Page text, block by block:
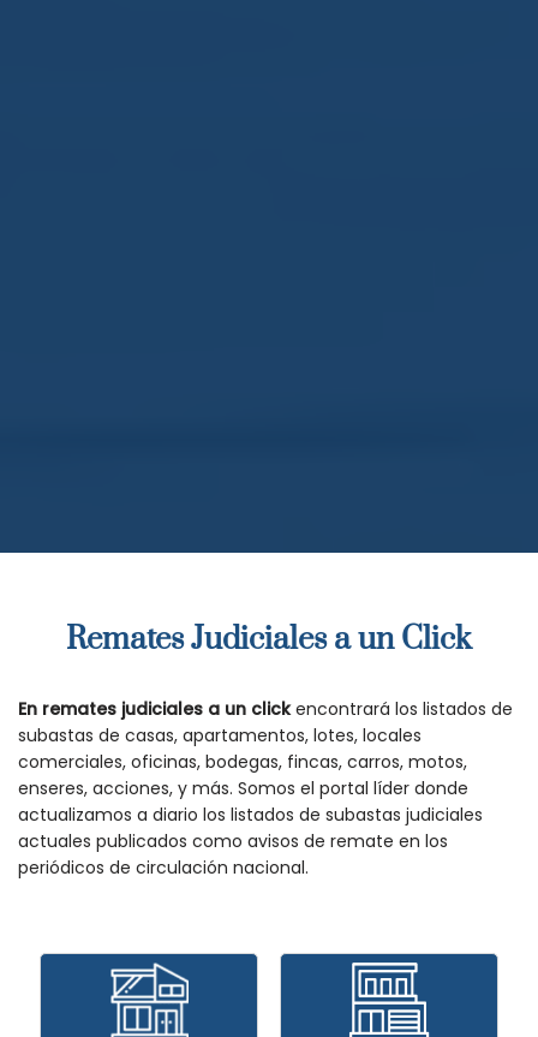
Remates Judiciales a un Click
En remates judiciales a un clickencontrará los listados de
subastas de casas, apartamentos, lotes, locales
comerciales, oficinas, bodegas, fincas, carros, motos,
enseres, acciones, y más. Somos el portal líder donde
actualizamos a diario los listados de subastas judiciales
actuales publicados como avisos de remate en los
periódicos de circulación nacional.